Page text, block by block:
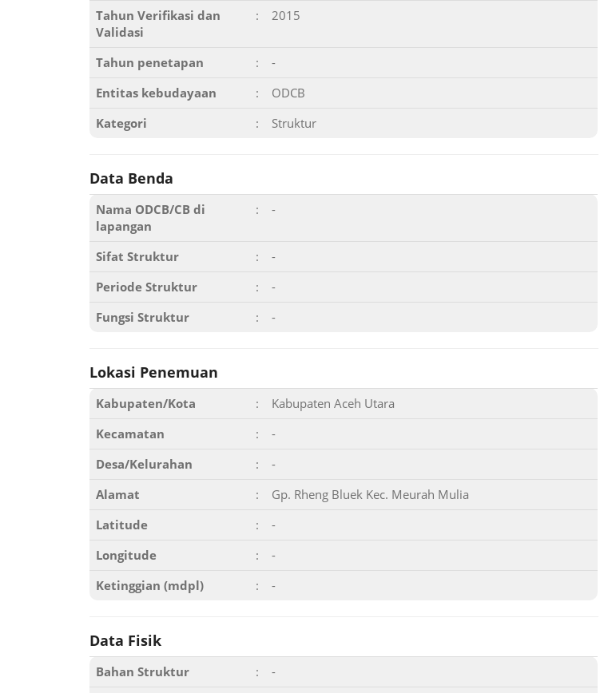
Tahun Verifikasi dan
Validasi
: 2015
Tahun penetapan :
-
Entitas kebudayaan
:
ODCB
Kategori
: Struktur
Data Benda
Nama ODCB/CB di
lapangan
: -
Sifat Struktur :
-
Periode Struktur
:
-
Fungsi Struktur
: -
Lokasi Penemuan
Kabupaten/Kota :
Kabupaten Aceh Utara
Kecamatan
:
-
Desa/Kelurahan
:
-
Alamat
:
Gp. Rheng Bluek Kec. Meurah Mulia
Latitude
:
-
Longitude
:
-
Ketinggian (mdpl)
: -
Data Fisik
Bahan Struktur :
-